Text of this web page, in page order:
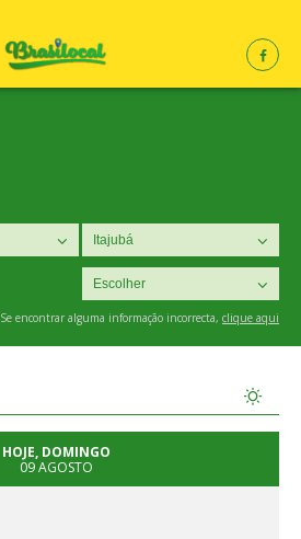
Se encontrar alguma informação incorrecta, clique aqui
HOJE, DOMINGO
09 AGOSTO